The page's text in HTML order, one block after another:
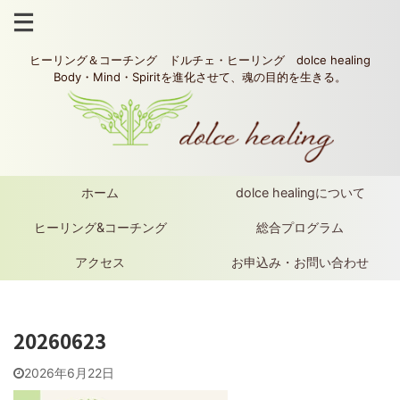
ヒーリング＆コーチング ドルチェ・ヒーリング dolce healing
Body・Mind・Spiritを進化させて、魂の目的を生きる。
ホーム dolce healingについて
ヒーリング&コーチング 総合プログラム
アクセス お申込み・お問い合わせ
20260623
2026年6月22日